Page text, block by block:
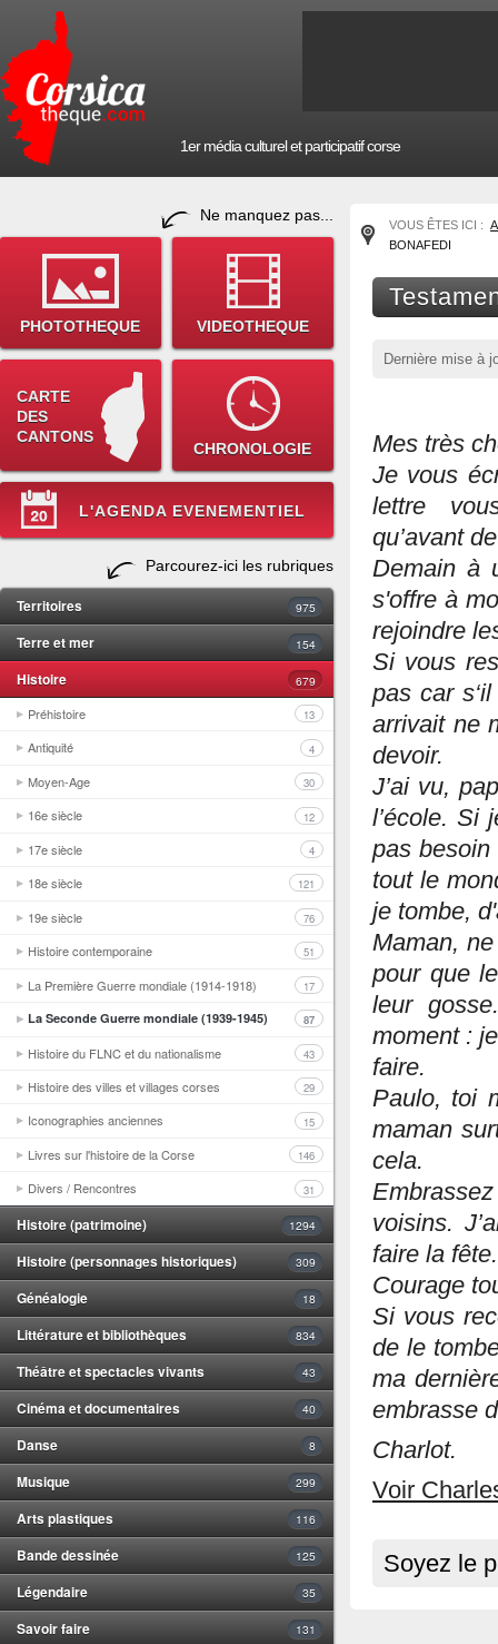
1er média culturel et participatif corse
Ne manquez pas...
PHOTOTHEQUE VIDEOTHEQUE
CARTE
DES
CANTONS
CHRONOLOGIE
L'AGENDA EVENEMENTIEL
Parcourez-ici les rubriques
Territoires 975
Terre et mer 154
Histoire 679
Préhistoire 13
Antiquité 4
Moyen-Age 30
16e siècle 12
17e siècle 4
18e siècle 121
19e siècle 76
Histoire contemporaine 51
La Première Guerre mondiale (1914-1918) 17
La Seconde Guerre mondiale (1939-1945) 87
Histoire du FLNC et du nationalisme 43
Histoire des villes et villages corses 29
Iconographies anciennes 15
Livres sur l'histoire de la Corse 146
Divers / Rencontres 31
Histoire (patrimoine) 1294
Histoire (personnages historiques) 309
Généalogie 18
Littérature et bibliothèques 834
Théâtre et spectacles vivants 43
Cinéma et documentaires 40
Danse 8
Musique 299
Arts plastiques 116
Bande dessinée 125
Légendaire 35
Savoir faire 131
VOUS ÊTES ICI :
BONAFEDI
Dernière mise à
Mes très
Je vous
lettre
qu’avant
Demain à
s'offre à
rejoindre
Si vous
pas car
arrivait ne
devoir.
J’ai vu,
l’école. Si
pas
tout le
je tombe,
Maman,
pour que
leur
moment :
faire.
Paulo, toi
maman
cela.
voisins.
faire la fête.
Courage
Si vous
de le
ma
embrasse
Charlot.
Voir
Soyez le